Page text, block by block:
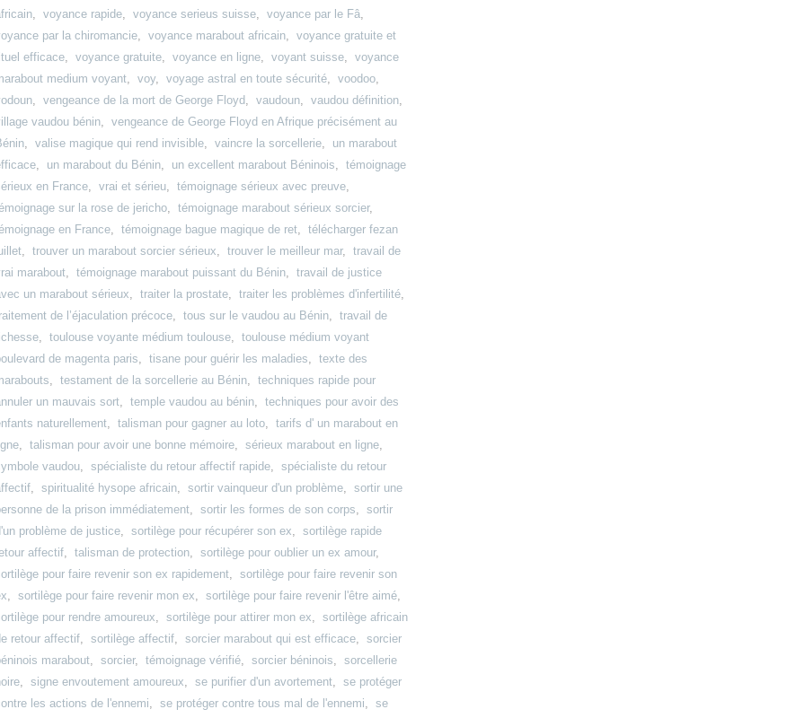
, voyance rapide, voyance serieus suisse, voyance par le Fâ,
par la chiromancie, voyance marabout africain, voyance gratuite et
efficace, voyance gratuite, voyance en ligne, voyant suisse, voyance
medium voyant, voy, voyage astral en toute sécurité, voodoo,
, vengeance de la mort de George Floyd , vaudoun, vaudou définition,
vaudou bénin, vengeance de George Floyd en Afrique précisément au
, valise magique qui rend invisible, vaincre la sorcellerie, un marabout
, un marabout du Bénin, un excellent marabout Béninois, témoignage
en France, vrai et sérieu, témoignage sérieux avec preuve,
sur la rose de jericho, témoignage marabout sérieux sorcier,
en France, témoignage bague magique de ret, télécharger fezan
, trouver un marabout sorcier sérieux, trouver le meilleur mar, travail de
marabout, témoignage marabout puissant du Bénin, travail de justice
un marabout sérieux, traiter la prostate, traiter les problèmes d'infertilité,
de l’éjaculation précoce, tous sur le vaudou au Bénin, travail de
, toulouse voyante médium toulouse, toulouse médium voyant
de magenta paris, tisane pour guérir les maladies, texte des
, testament de la sorcellerie au Bénin, techniques rapide pour
un mauvais sort, temple vaudou au bénin, techniques pour avoir des
naturellement, talisman pour gagner au loto, tarifs d' un marabout en
, talisman pour avoir une bonne mémoire, sérieux marabout en ligne,
vaudou, spécialiste du retour affectif rapide, spécialiste du retour
, spiritualité hysope africain, sortir vainqueur d'un problème, sortir une
de la prison immédiatement, sortir les formes de son corps, sortir
problème de justice, sortilège pour récupérer son ex, sortilège rapide
affectif, talisman de protection, sortilège pour oublier un ex amour,
pour faire revenir son ex rapidement, sortilège pour faire revenir son
, sortilège pour faire revenir mon ex, sortilège pour faire revenir l'être aimé,
pour rendre amoureux, sortilège pour attirer mon ex, sortilège africain
retour affectif, sortilège affectif, sorcier marabout qui est efficace, sorcier
marabout, sorcier, témoignage vérifié, sorcier béninois, sorcellerie
, signe envoutement amoureux, se purifier d'un avortement, se protéger
les actions de l'ennemi, se protéger contre tous mal de l'ennemi, se